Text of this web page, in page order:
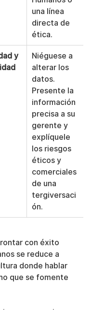
una línea
directa de
ética.
y
Niéguese a
alterar los
datos.
Presente la
información
precisa a su
gerente y
explíquele
los riesgos
éticos y
comerciales
de una
tergiversaci
ón.
con éxito
se reduce a
donde hablar
que se fomente